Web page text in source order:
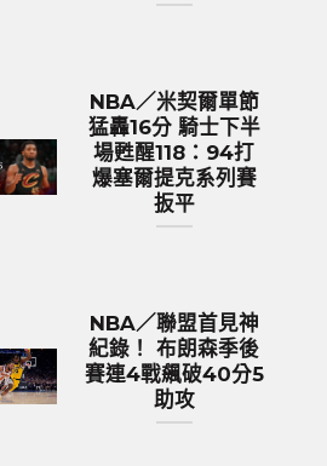
NBA／米契爾單節
猛轟16分 騎士下半
場甦醒118：94打
爆塞爾提克系列賽
扳平
NBA／聯盟首見神
紀錄！ 布朗森季後
賽連4戰飆破40分5
助攻